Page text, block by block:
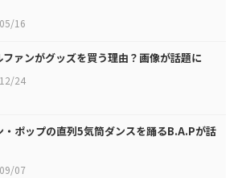
16
ファンがグッズを買う理由？画像が話題に
24
・ポップの直列5気筒ダンスを踊るB.A.Pが話
07